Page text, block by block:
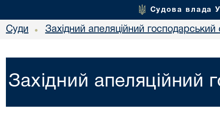
Судова влада
Суди • Західний апеляційний господарський
Західний апеляційний